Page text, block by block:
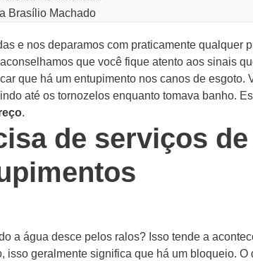
Brasílio Machado
e nos deparamos com praticamente qualquer
que você fique atento aos sinais
que há um entupimento nos canos de esgoto.
até os tornozelos enquanto tomava banho.
.
de serviços
a água desce pelos ralos? Isso tende a
isso geralmente significa que há um bloqueio. O